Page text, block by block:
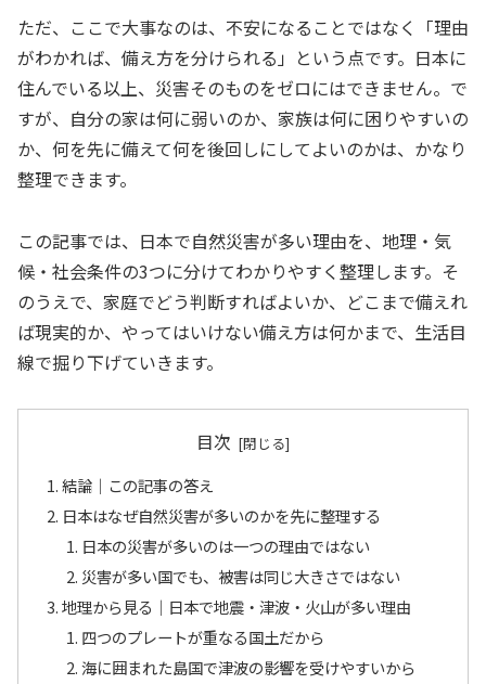
ただ、ここで大事なのは、不安になることではなく「理由
がわかれば、備え方を分けられる」という点です。日本に
住んでいる以上、災害そのものをゼロにはできません。で
すが、自分の家は何に弱いのか、家族は何に困りやすいの
か、何を先に備えて何を後回しにしてよいのかは、かなり
整理できます。
この記事では、日本で自然災害が多い理由を、地理・気
候・社会条件の3つに分けてわかりやすく整理します。そ
のうえで、家庭でどう判断すればよいか、どこまで備えれ
ば現実的か、やってはいけない備え方は何かまで、生活目
線で掘り下げていきます。
目次
結論｜この記事の答え
日本はなぜ自然災害が多いのかを先に整理する
日本の災害が多いのは一つの理由ではない
災害が多い国でも、被害は同じ大きさではない
地理から見る｜日本で地震・津波・火山が多い理由
四つのプレートが重なる国土だから
海に囲まれた島国で津波の影響を受けやすいから